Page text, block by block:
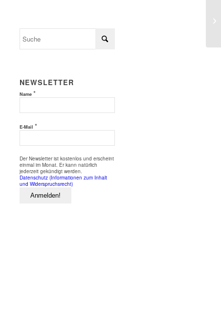
NEWSLETTER
Name*
E-Mail*
Der Newsletter ist kostenlos und erscheint
einmal im Monat. Er kann natürlich
jederzeit gekündigt werden.
Datenschutz (Informationen zum Inhalt
und Widerspruchsrecht)